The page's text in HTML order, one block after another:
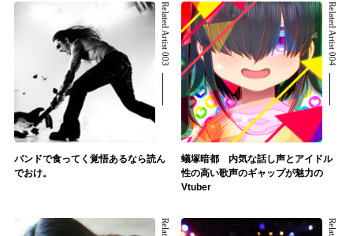
Related Artist 003
バンドで食ってく覚悟あるなら読ん
でおけ。
Related Artist 004
蟻塚暗都 内気な話し声とアイドル
性の高い歌声のギャップが魅力の
Vtuber